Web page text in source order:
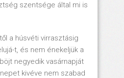
szentsége által mi is
a húsvéti virrasztásig
t, és nem énekeljük a
negyedik vasárnapját
kivéve nem szabad